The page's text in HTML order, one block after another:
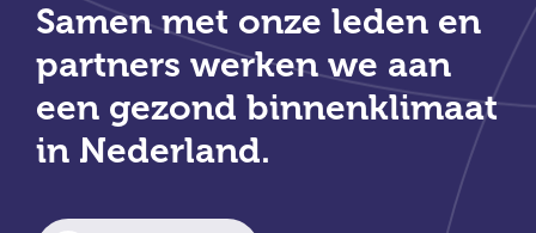
Samen met onze leden en
partners werken we aan
een gezond binnenklimaat
in Nederland.